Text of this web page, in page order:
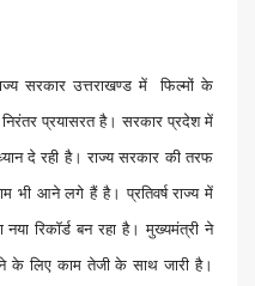
सरकार उत्तराखण्ड में फिल्मों के
निरंतर प्रयासरत है। सरकार प्रदेश में
दे रही है। राज्य सरकार की तरफ
भी आने लगे हैं है। प्रतिवर्ष राज्य में
रिकॉर्ड बन रहा है। मुख्यमंत्री ने
के लिए काम तेजी के साथ जारी है।